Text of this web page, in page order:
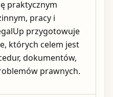
praktycznym
pracy i
przygotowuje
których celem jest
dokumentów,
prawnych.